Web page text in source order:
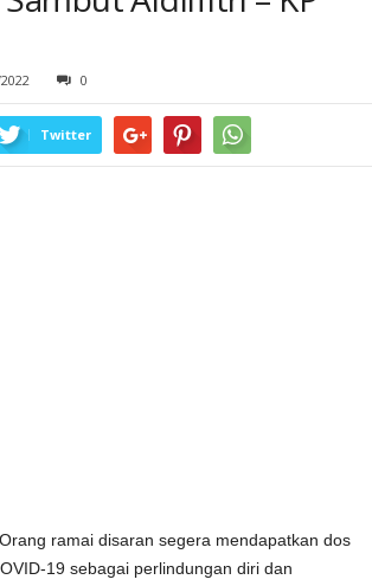
0
Twitter
ramai disaran segera mendapatkan dos
19 sebagai perlindungan diri dan